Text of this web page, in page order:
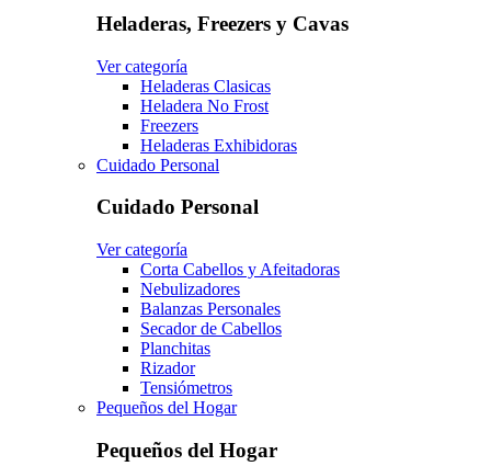
Heladeras, Freezers y Cavas
Ver categoría
Heladeras Clasicas
Heladera No Frost
Freezers
Heladeras Exhibidoras
Cuidado Personal
Cuidado Personal
Ver categoría
Corta Cabellos y Afeitadoras
Nebulizadores
Balanzas Personales
Secador de Cabellos
Planchitas
Rizador
Tensiómetros
Pequeños del Hogar
Pequeños del Hogar